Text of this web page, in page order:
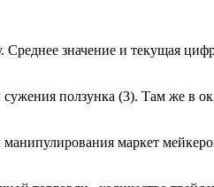
значение и текущая
сужения ползунка (3). Там же
маркет